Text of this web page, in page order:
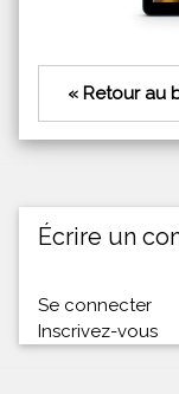
« Retour au
Écrire un
Se connecter
Inscrivez-vous